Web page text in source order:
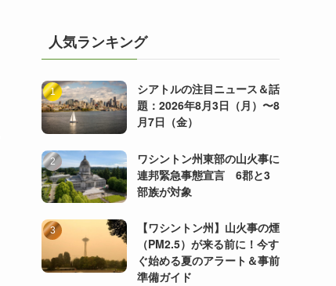
人気ランキング
シアトルの注目ニュース＆話
題：2026年8月3日（月）〜8
月7日（金）
ワシントン州東部の山火事に
連邦緊急事態宣言 6郡と3
部族が対象
【ワシントン州】山火事の煙
（PM2.5）が来る前に！今す
ぐ始める夏のアラート＆事前
準備ガイド